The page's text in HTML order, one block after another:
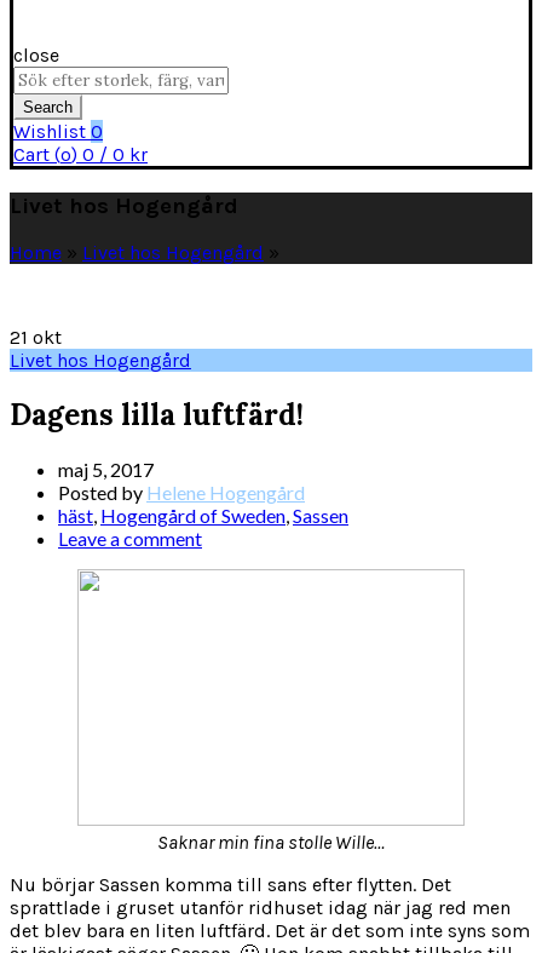
close
Search
for:
Search
Wishlist 0
Cart (o) 0 / 0 kr
Livet hos Hogengård
Home » Livet hos Hogengård »
21 okt
Livet hos Hogengård
Dagens lilla luftfärd!
maj 5, 2017
Posted by Helene Hogengård
häst, Hogengård of Sweden,Sassen
Leave a comment
Saknar min fina stolle Wille…
Nu börjar Sassen komma till sans efter flytten. Det
sprattlade i gruset utanför ridhuset idag när jag red men
det blev bara en liten luftfärd. Det är det som inte syns som